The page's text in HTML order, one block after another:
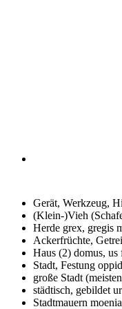
Gerät, Werkzeug,
(Klein-)Vieh
Herde grex, gregis
Ackerfrüchte,
Haus (2) domus, us
Stadt, Festung
große Stadt
städtisch, gebildet
Stadtmauern